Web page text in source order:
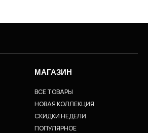
СКИДКИ НЕДЕЛИ
ПОПУЛЯРНОЕ
ВСЕ ТОВАРЫ
НОВАЯ КОЛЛЕКЦИЯ
МАГАЗИН